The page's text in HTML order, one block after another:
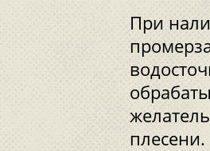
При
плесени.